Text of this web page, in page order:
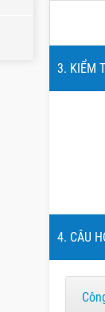
3. KIỂM
4. CÂU